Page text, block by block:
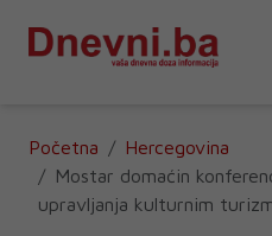
Početna
Hercegovina
Mostar domaćin
upravljanja kulturnim